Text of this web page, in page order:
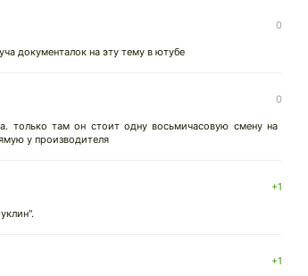
0
документалок на эту тему в ютубе
0
только там он стоит одну восьмичасовую смену на
у производителя
+1
+1